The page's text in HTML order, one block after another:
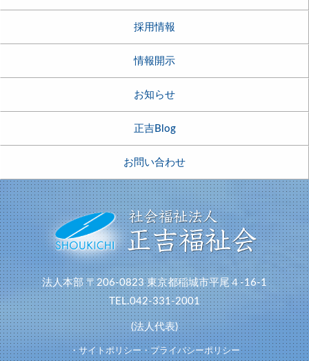
採用情報
情報開示
お知らせ
正吉Blog
お問い合わせ
法人本部 〒206-0823東京都稲城市平尾４-16-1
TEL.042-331-2001
(法人代表)
・サイトポリシー・プライバシーポリシー